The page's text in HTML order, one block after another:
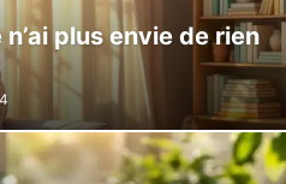
plus envie de rien